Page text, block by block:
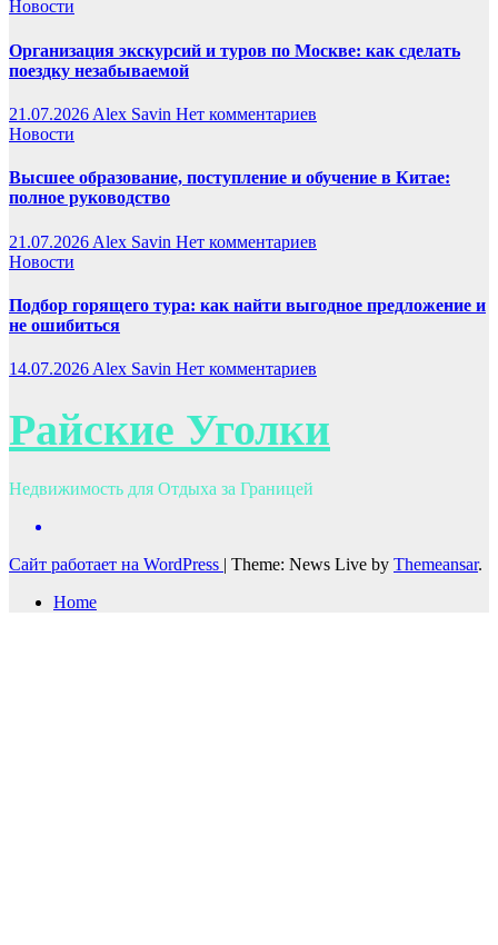
Новости
Организация экскурсий и туров по Москве: как сделать
поездку незабываемой
21.07.2026 Alex Savin Нет комментариев
Новости
Высшее образование, поступление и обучение в Китае:
полное руководство
21.07.2026 Alex Savin Нет комментариев
Новости
Подбор горящего тура: как найти выгодное предложение и
не ошибиться
14.07.2026 Alex Savin Нет комментариев
Райские Уголки
Недвижимость для Отдыха за Границей
Сайт работает на WordPress | Theme: News Live by Themeansar.
Home